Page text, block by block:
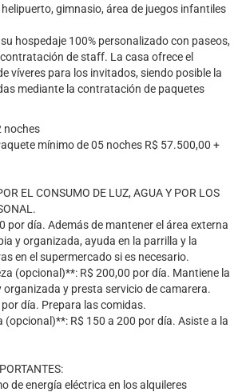
gimnasio, área de juegos infantiles
hospedaje 100% personalizado con paseos,
de staff. La casa ofrece el
víveres para los invitados, siendo posible la
mediante la contratación de paquetes
noches
mínimo de 05 noches R$ 57.500,00 +
EL CONSUMO DE LUZ, AGUA Y POR LOS
por día. Además de mantener el área externa
y organizada, ayuda en la parrilla y la
en el supermercado si es necesario.
(opcional)**: R$ 200,00 por día. Mantiene la
organizada y presta servicio de camarera.
día. Prepara las comidas.
(opcional)**: R$ 150 a 200 por día. Asiste a la
de energía eléctrica en los alquileres